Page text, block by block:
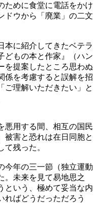
ために食堂に電話をかけ
ドウから「廃業」の二文
本に紹介してきたベテラ
どもの本と作家』（ハン
を提案したところ思わぬ
係を考慮すると誤解を招
ご理解いただきたい」と
悪用する間、相互の国民
被害と恐れは在日同胞と
残った。
今年の三一節（独立運動
。未来を見て易地思之
という、極めて妥当な内
ればどうだっただろう